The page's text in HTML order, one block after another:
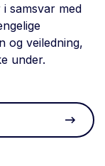
samsvar med
og veiledning,
under.